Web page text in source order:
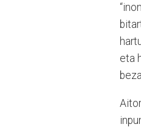
eta